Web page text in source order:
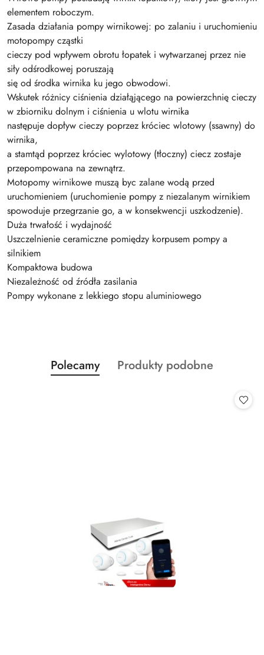
elementem roboczym.
Zasada działania pompy wirnikowej: po zalaniu i uruchomieniu
motopompy cząstki
cieczy pod wpływem obrotu łopatek i wytwarzanej przez nie
siły odśrodkowej poruszają
się od środka wirnika ku jego obwodowi.
Wskutek różnicy ciśnienia działąjącego na powierzchnię cieczy
w zbiorniku dolnym i ciśnienia u wlotu wirnika
następuje dopływ cieczy poprzez króciec wlotowy (ssawny) do
wirnika,
a stamtąd poprzez króciec wylotowy (tłoczny) ciecz zostaje
przepompowana na zewnątrz.
Motopomy wirnikowe muszą byc zalane wodą przed
uruchomieniem (uruchomienie pompy z niezalanym wirnikiem
spowoduje przegrzanie go, a w konsekwencji uszkodzenie).
Duża trwałość i wydajność
Uszczelnienie ceramiczne pomiędzy korpusem pompy a
silnikiem
Kompaktowa budowa
Niezależność od źródła zasilania
Pompy wykonane z lekkiego stopu aluminiowego
Pomiń karuzelę produktów
Produkty
o
Polecamy
Produkty
Produkty podobne